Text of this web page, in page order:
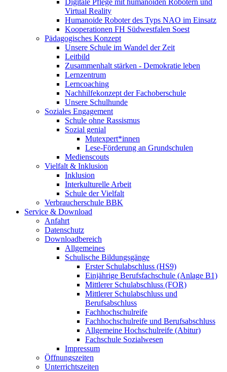
Digitale Pflege mit humanoiden Robotern und
Virtual Reality
Humanoide Roboter des Typs NAO im Einsatz
Kooperationen FH Südwestfalen Soest
Pädagogisches Konzept
Unsere Schule im Wandel der Zeit
Leitbild
Zusammenhalt stärken - Demokratie leben
Lernzentrum
Lerncoaching
Nachhilfekonzept der Fachoberschule
Unsere Schulhunde
Soziales Engagement
Schule ohne Rassismus
Sozial genial
Mutexpert*innen
Lese-Förderung an Grundschulen
Medienscouts
Vielfalt & Inklusion
Inklusion
Interkulturelle Arbeit
Schule der Vielfalt
Verbraucherschule BBK
Service & Download
Anfahrt
Datenschutz
Downloadbereich
Allgemeines
Schulische Bildungsgänge
Erster Schulabschluss (HS9)
Einjährige Berufsfachschule (Anlage B1)
Mittlerer Schulabschluss (FOR)
Mittlerer Schulabschluss und
Berufsabschluss
Fachhochschulreife
Fachhochschulreife und Berufsabschluss
Allgemeine Hochschulreife (Abitur)
Fachschule Sozialwesen
Impressum
Öffnungszeiten
Unterrichtszeiten